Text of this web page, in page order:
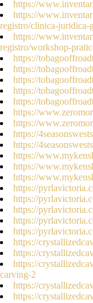
https://
https://
registro/clinica-juridica-
https://
registro/workshop-
https://
https://
https://
https://
https://
https://
https://
https://
https://
https://
https://
https://
https://
https://
https://
https://
https://
https://
https://
https://
carving-2
https://
https://